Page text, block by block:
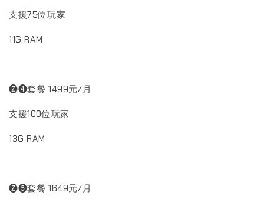
支援75位玩家
11G RAM
🅩❹套餐 1499元/月
支援100位玩家
13G RAM
🅩❺套餐 1649元/月